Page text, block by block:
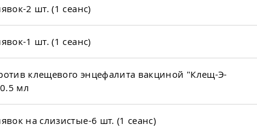
2 шт. (1 сеанс)
1 шт. (1 сеанс)
клещевого энцефалита вакциной "Клещ-Э-
мл
на слизистые-6 шт. (1 сеанс)